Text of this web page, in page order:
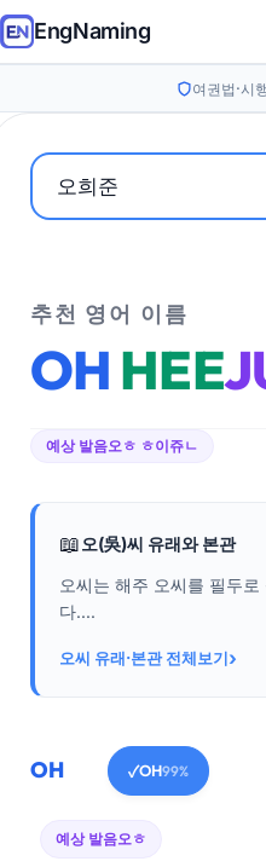
EngNaming
여권법·시
추천 영어 이름
OH HEE
예상 발음오ㅎ ㅎ이쥬ㄴ
📖 오(吳)씨 유래와 본관
오씨는 해주 오씨를 필두
다....
오씨 유래·본관 전체보기›
OH ✓OH99%
예상 발음오ㅎ